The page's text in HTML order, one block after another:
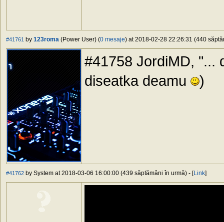
#41761 by 123roma (Power User) (0 mesaje) at 2018-02-28 22:26:31 (440
#41758 JordiMD, "...
diseatka deamu
)
#41762 by System at 2018-03-06 16:00:00 (439 săptămâni în urmă) - [Link]